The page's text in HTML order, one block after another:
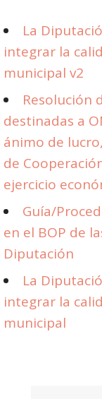
La
integrar la
municipal v2
Resolución
destinadas a
ánimo de
de
ejercicio
Guía/
en el BOP de
Diputación
La
integrar la
municipal